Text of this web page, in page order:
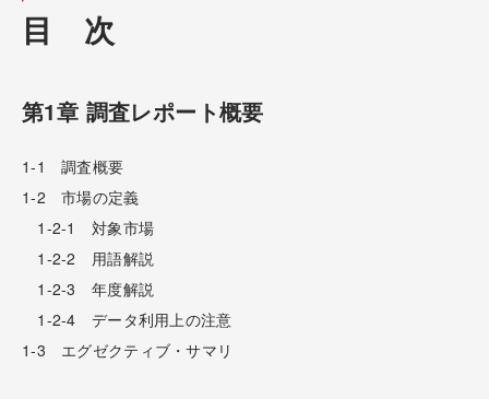
目 次
第1章 調査レポート概要
1-1 調査概要
1-2 市場の定義
1-2-1 対象市場
1-2-2 用語解説
1-2-3 年度解説
1-2-4 データ利用上の注意
1-3 エグゼクティブ・サマリ